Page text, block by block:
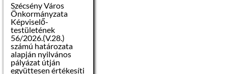
Szécsény Város
Önkormányzata
Képviselő-
testületének
56/2026.(V.28.)
számú határozata
alapján nyilvános
pályázat útján
együttesen értékesíti